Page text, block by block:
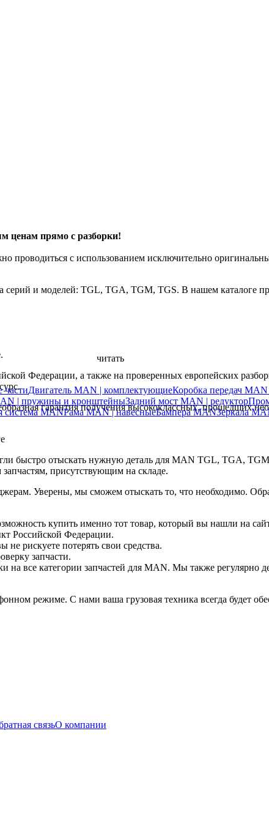
ценам прямо с разборки!
проводиться с использованием исключительно
и моделей: TGL, TGA, TGM, TGS. В нашем каталоге
Федерации, а также на проверенных европейских
гарантия получения высококлассных, прошедших
быстро отыскать нужную деталь для MAN TGL, TGA,
присутствующим на складе.
Уверены, мы сможем отыскать то, что необходимо.
купить именно тот товар, который вы нашли на
Российской Федерации.
рискуете потерять свои средства.
запчасти.
на все категории запчастей для MAN. Мы также
режиме. С нами ваша грузовая техника всегда будет
читать
частиДвигатель MAN | комплектующиеКоробка передач
| пружины и кронштейныЗадний мост MAN | редуктор
система MANРама MAN | навесныеБампера MANЗеркала
связьО компании